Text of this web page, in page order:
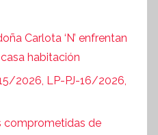
Carlota ‘N’ enfrentan
habitación
2026, LP-PJ-16/2026,
comprometidas de